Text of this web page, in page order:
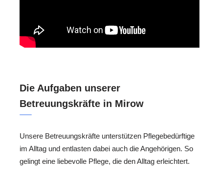
Die Aufgaben unserer
Betreuungskräfte in Mirow
Unsere Betreuungskräfte unterstützen Pflegebedürftige
im Alltag und entlasten dabei auch die Angehörigen. So
gelingt eine liebevolle Pflege, die den Alltag erleichtert.